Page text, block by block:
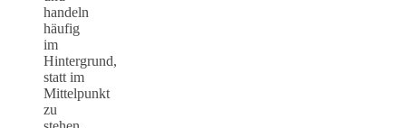
handeln
häufig
im
Hintergrund,
statt im
Mittelpunkt
zu